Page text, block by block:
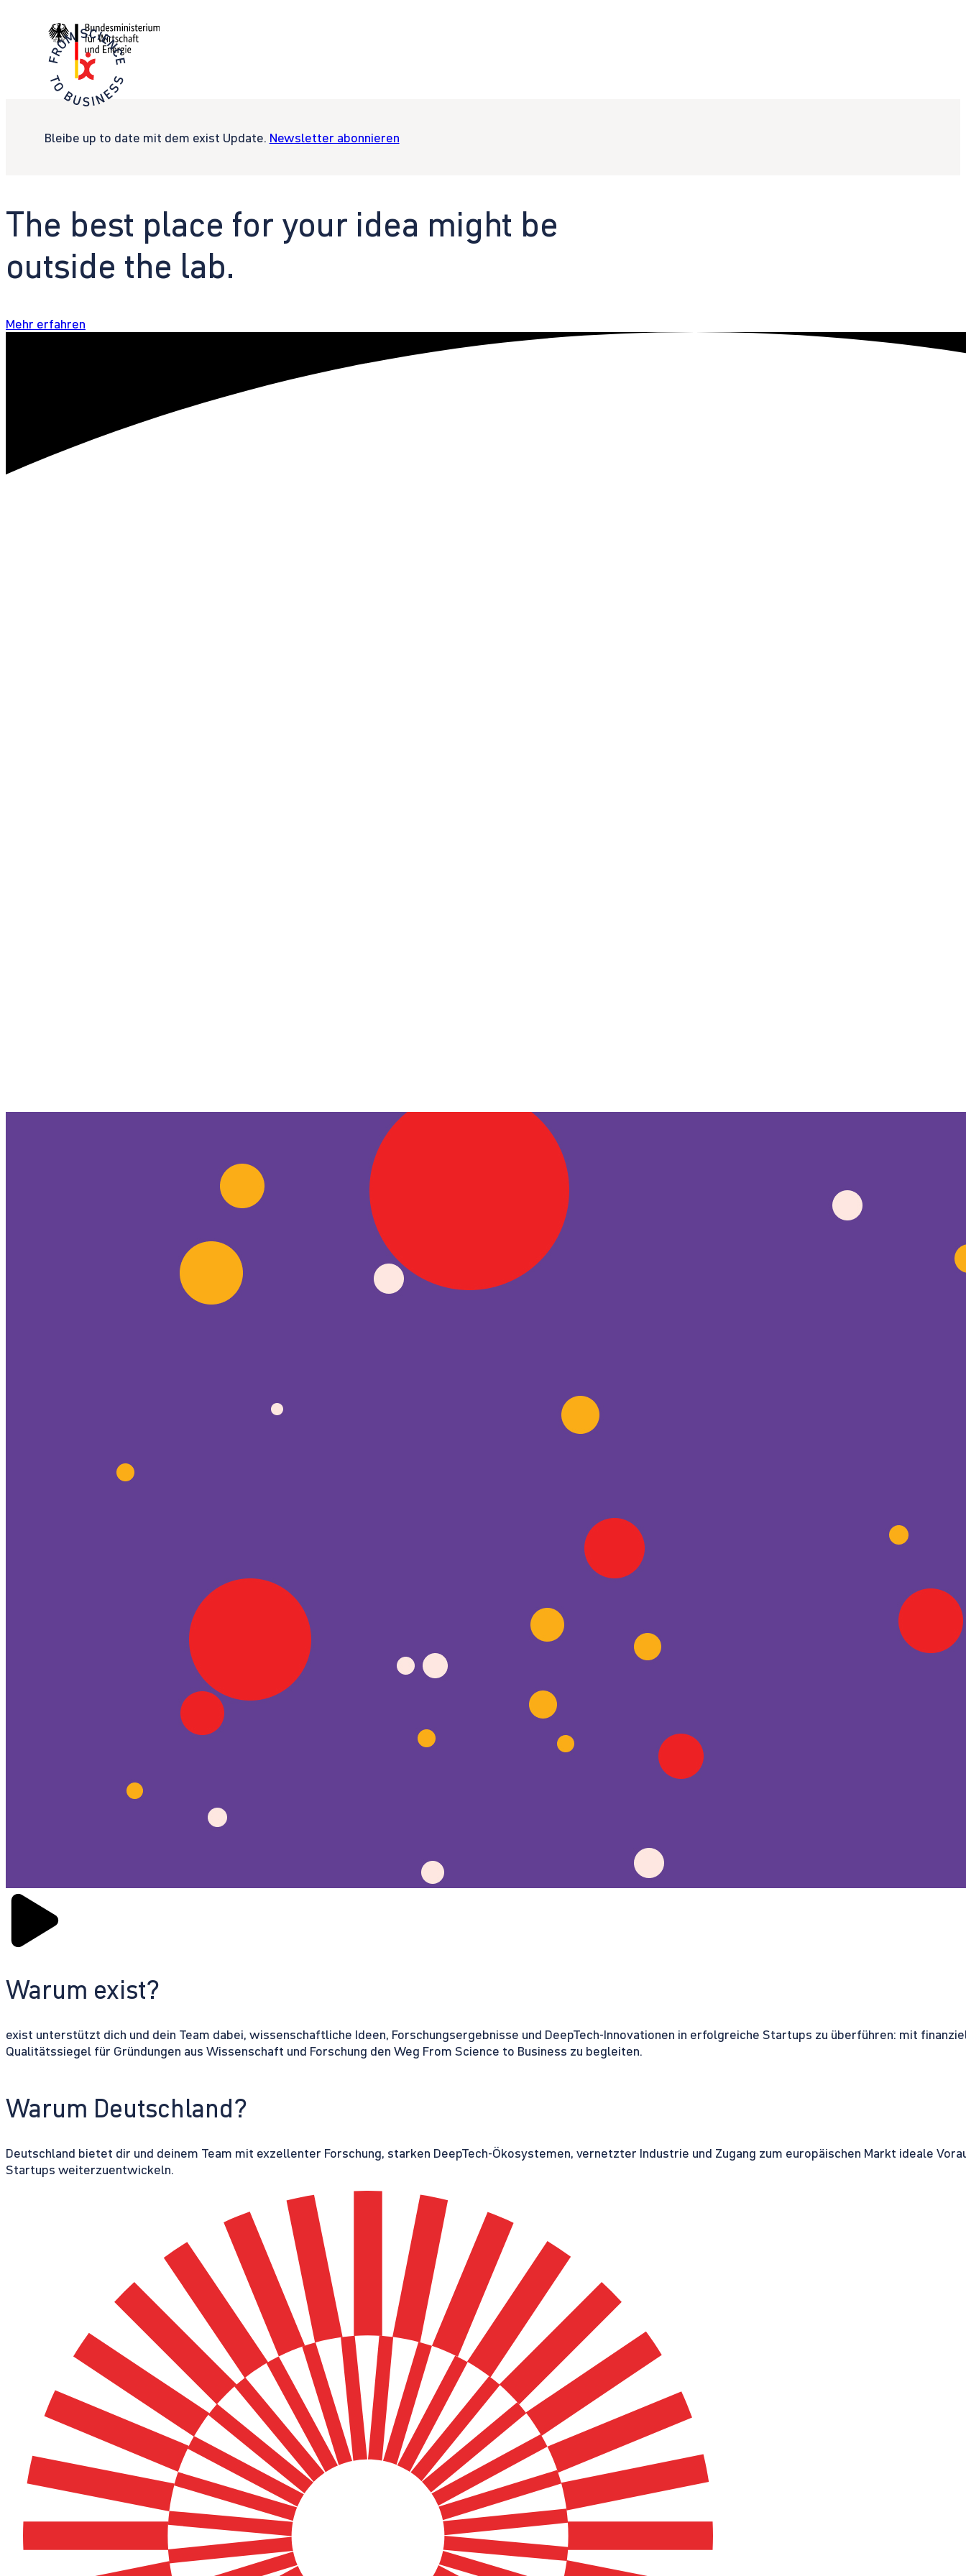
Bleibe up to date mit dem exist Update. Newsletter abonnieren
The best place for your idea might be
outside the lab.
Mehr erfahren
Warum exist?
exist unterstützt dich und dein Team dabei, wissenschaftliche Ideen, Forschungsergebnisse und DeepTech-Innovationen in erfolgreiche Startups zu überführen: mit
Qualitätssiegel für Gründungen aus Wissenschaft und Forschung den Weg From Science to Business zu begleiten.
Warum Deutschland?
Deutschland bietet dir und deinem Team mit exzellenter Forschung, starken DeepTech-Ökosystemen, vernetzter Industrie und Zugang zum europäischen Markt ideale
Startups weiterzuentwickeln.